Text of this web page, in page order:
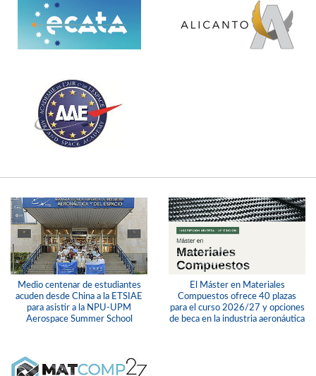
Medio centenar de estudiantes
acuden desde China a la ETSIAE
para asistir a la NPU-UPM
Aerospace Summer School
El Máster en Materiales
Compuestos ofrece 40 plazas
para el curso 2026/27 y opciones
de beca en la industria aeronáutica